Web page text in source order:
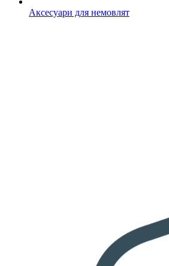
Аксесуари для немовлят